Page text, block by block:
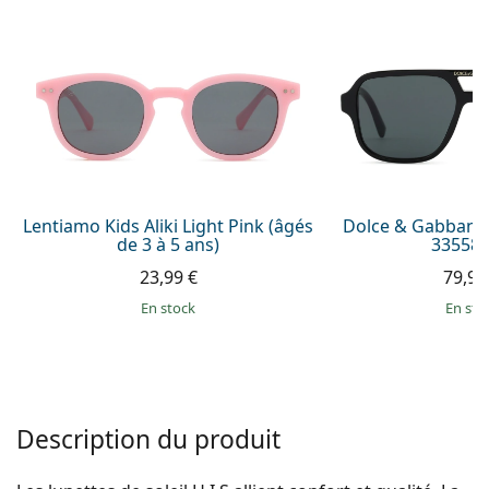
Prada
Toutes les marques
Lentiamo Kids Aliki Light Pink (âgés
de 3 à 5 ans)
23,99 €
en stock
Dolce &
en
Description du produit